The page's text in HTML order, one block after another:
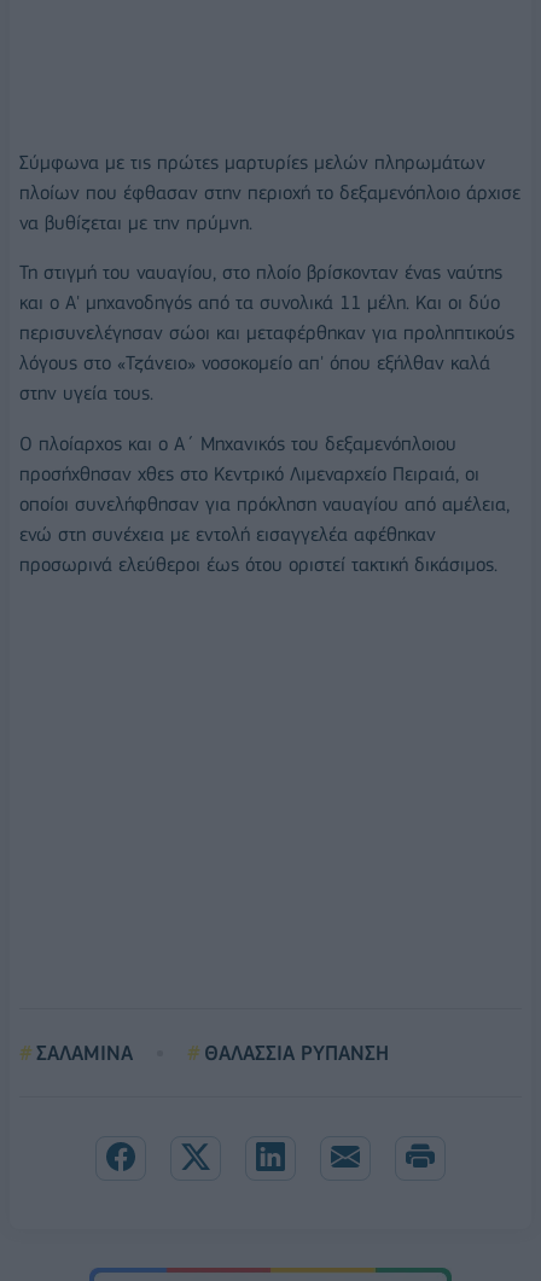
Σύμφωνα με τις πρώτες μαρτυρίες μελών πληρωμάτων
πλοίων που έφθασαν στην περιοχή το δεξαμενόπλοιο άρχισε
να βυθίζεται με την πρύμνη.
Τη στιγμή του ναυαγίου, στο πλοίο βρίσκονταν ένας ναύτης
και ο Α' μηχανοδηγός από τα συνολικά 11 μέλη. Και οι δύο
περισυνελέγησαν σώοι και μεταφέρθηκαν για προληπτικούς
λόγους στο «Τζάνειο» νοσοκομείο απ' όπου εξήλθαν καλά
στην υγεία τους.
Ο πλοίαρχος και ο Α΄ Μηχανικός του δεξαμενόπλοιου
προσήχθησαν χθες στο Κεντρικό Λιμεναρχείο Πειραιά, οι
οποίοι συνελήφθησαν για πρόκληση ναυαγίου από αμέλεια,
ενώ στη συνέχεια με εντολή εισαγγελέα αφέθηκαν
προσωρινά ελεύθεροι έως ότου οριστεί τακτική δικάσιμος.
ΣΑΛΑΜΙΝΑ ΘΑΛΑΣΣΙΑ ΡΥΠΑΝΣΗ